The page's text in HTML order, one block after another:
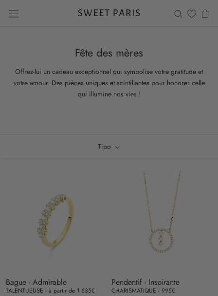
Fête des mères
Offrez-lui un cadeau exceptionnel qui symbolise votre gratitude et
votre amour. Des pièces uniques et scintillantes pour honorer celle
qui illumine nos vies !
Tipo
Bague - Admirable
TALENTUEUSE - à partir de 1 635€
Pendentif - Inspirante
CHARISMATIQUE - 995€